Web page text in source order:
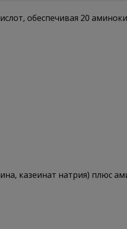
обеспечивая 20
казеинат натрия) плюс